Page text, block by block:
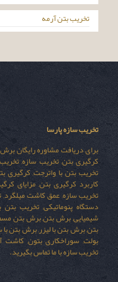
تخریب بتن آرمه
تخریب سازه پارسا
برای دریافت مشاوره رایگان
کرگیری بتن, تخریب سازه,
تخریب بتن با واترجت, کرگیری
کاربرد کرگیری بتن, مزایای
تخریب سازه, عمق کاشت میلگرد,
دستگاه پنوماتیکی, تخریب
شیمیایی, برش بتن, برش بتن
بتن, برش بتن با لیزر, برش بتن
بولت, سوراخکاری بتون, کاشت
تخریب سازه با ما تماس بگیرید.